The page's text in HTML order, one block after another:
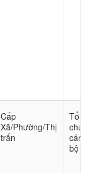
Cấp
Xã/Phường/Thị
trấn
Tổ
chức
cán
bộ